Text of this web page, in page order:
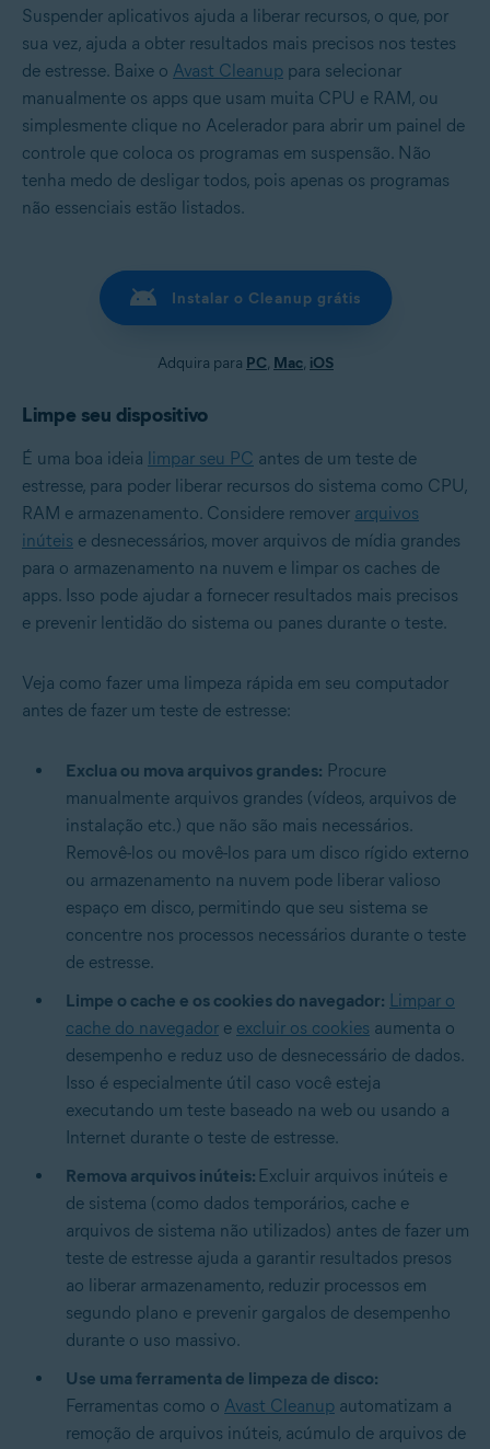
Suspender aplicativos ajuda a liberar recursos, o que, por
sua vez, ajuda a obter resultados mais precisos nos testes
de estresse. Baixe o Avast Cleanup para selecionar
manualmente os apps que usam muita CPU e RAM, ou
simplesmente clique no Acelerador para abrir um painel de
controle que coloca os programas em suspensão. Não
tenha medo de desligar todos, pois apenas os programas
não essenciais estão listados.
Instalar o Cleanup grátis
Adquira para PC, Mac, iOS
Limpe seu dispositivo
É uma boa ideia limpar seu PC antes de um teste de
estresse, para poder liberar recursos do sistema como CPU,
RAM e armazenamento. Considere remover arquivos
inúteis e desnecessários, mover arquivos de mídia grandes
para o armazenamento na nuvem e limpar os caches de
apps. Isso pode ajudar a fornecer resultados mais precisos
e prevenir lentidão do sistema ou panes durante o teste.
Veja como fazer uma limpeza rápida em seu computador
antes de fazer um teste de estresse:
Exclua ou mova arquivos grandes: Procure
manualmente arquivos grandes (vídeos, arquivos de
instalação etc.) que não são mais necessários.
Removê-los ou movê-los para um disco rígido externo
ou armazenamento na nuvem pode liberar valioso
espaço em disco, permitindo que seu sistema se
concentre nos processos necessários durante o teste
de estresse.
Limpe o cache e os cookies do navegador: Limpar o
cache do navegador e excluir os cookies aumenta o
desempenho e reduz uso de desnecessário de dados.
Isso é especialmente útil caso você esteja
executando um teste baseado na web ou usando a
Internet durante o teste de estresse.
Remova arquivos inúteis: Excluir arquivos inúteis e
de sistema (como dados temporários, cache e
arquivos de sistema não utilizados) antes de fazer um
teste de estresse ajuda a garantir resultados presos
ao liberar armazenamento, reduzir processos em
segundo plano e prevenir gargalos de desempenho
durante o uso massivo.
Use uma ferramenta de limpeza de disco:
Ferramentas como o Avast Cleanup automatizam a
remoção de arquivos inúteis, acúmulo de arquivos de